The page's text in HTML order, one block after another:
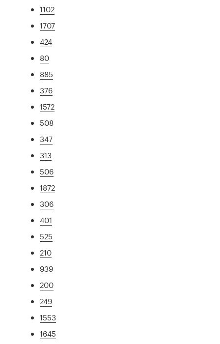
1102
1707
424
80
885
376
1572
508
347
313
506
1872
306
401
525
210
939
200
249
1553
1645